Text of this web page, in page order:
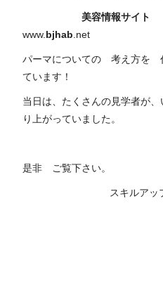
美容情報サイト
www. bjhab .net
パーマについての 考え方を
ています！
当日は、たくさんの見学者が
り上がっていました。
是非 ご覧下さい。
スキルアップチ